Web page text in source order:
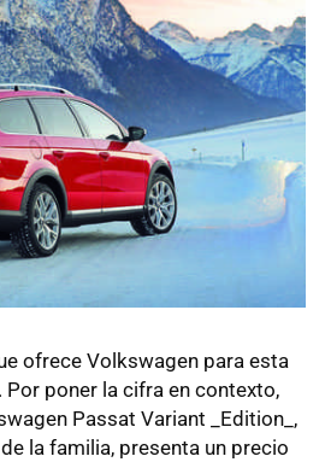
ofrece Volkswagen para esta
poner la cifra en contexto,
Passat Variant _Edition_,
la familia, presenta un precio